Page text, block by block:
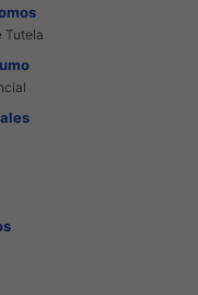
Tutela